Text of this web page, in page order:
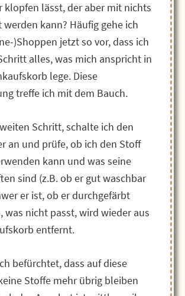
klopfen lässt, der aber mit nichts
kann? Häufig gehe ich
)Shoppen jetzt so vor, dass ich
alles, was mich anspricht in
lege. Diese
treffe ich mit dem Bauch.
Schritt, schalte ich den
an und prüfe, ob ich den Stoff
kann und was seine
sind (z.B. ob er gut waschbar
er ist, ob er durchgefärbt
nicht passt, wird wieder aus
entfernt.
befürchtet, dass auf diese
Stoffe mehr übrig bleiben